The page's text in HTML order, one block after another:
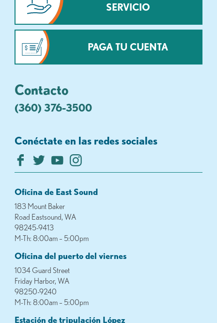
SERVICIO
PAGA TU CUENTA
Contacto
(360) 376-3500
Conéctate en las redes sociales
Oficina de East Sound
183 Mount Baker
Road Eastsound, WA
98245-9413
M-Th: 8:00am – 5:00pm
Oficina del puerto del viernes
1034 Guard Street
Friday Harbor, WA
98250-9240
M-Th: 8:00am – 5:00pm
Estación de tripulación López